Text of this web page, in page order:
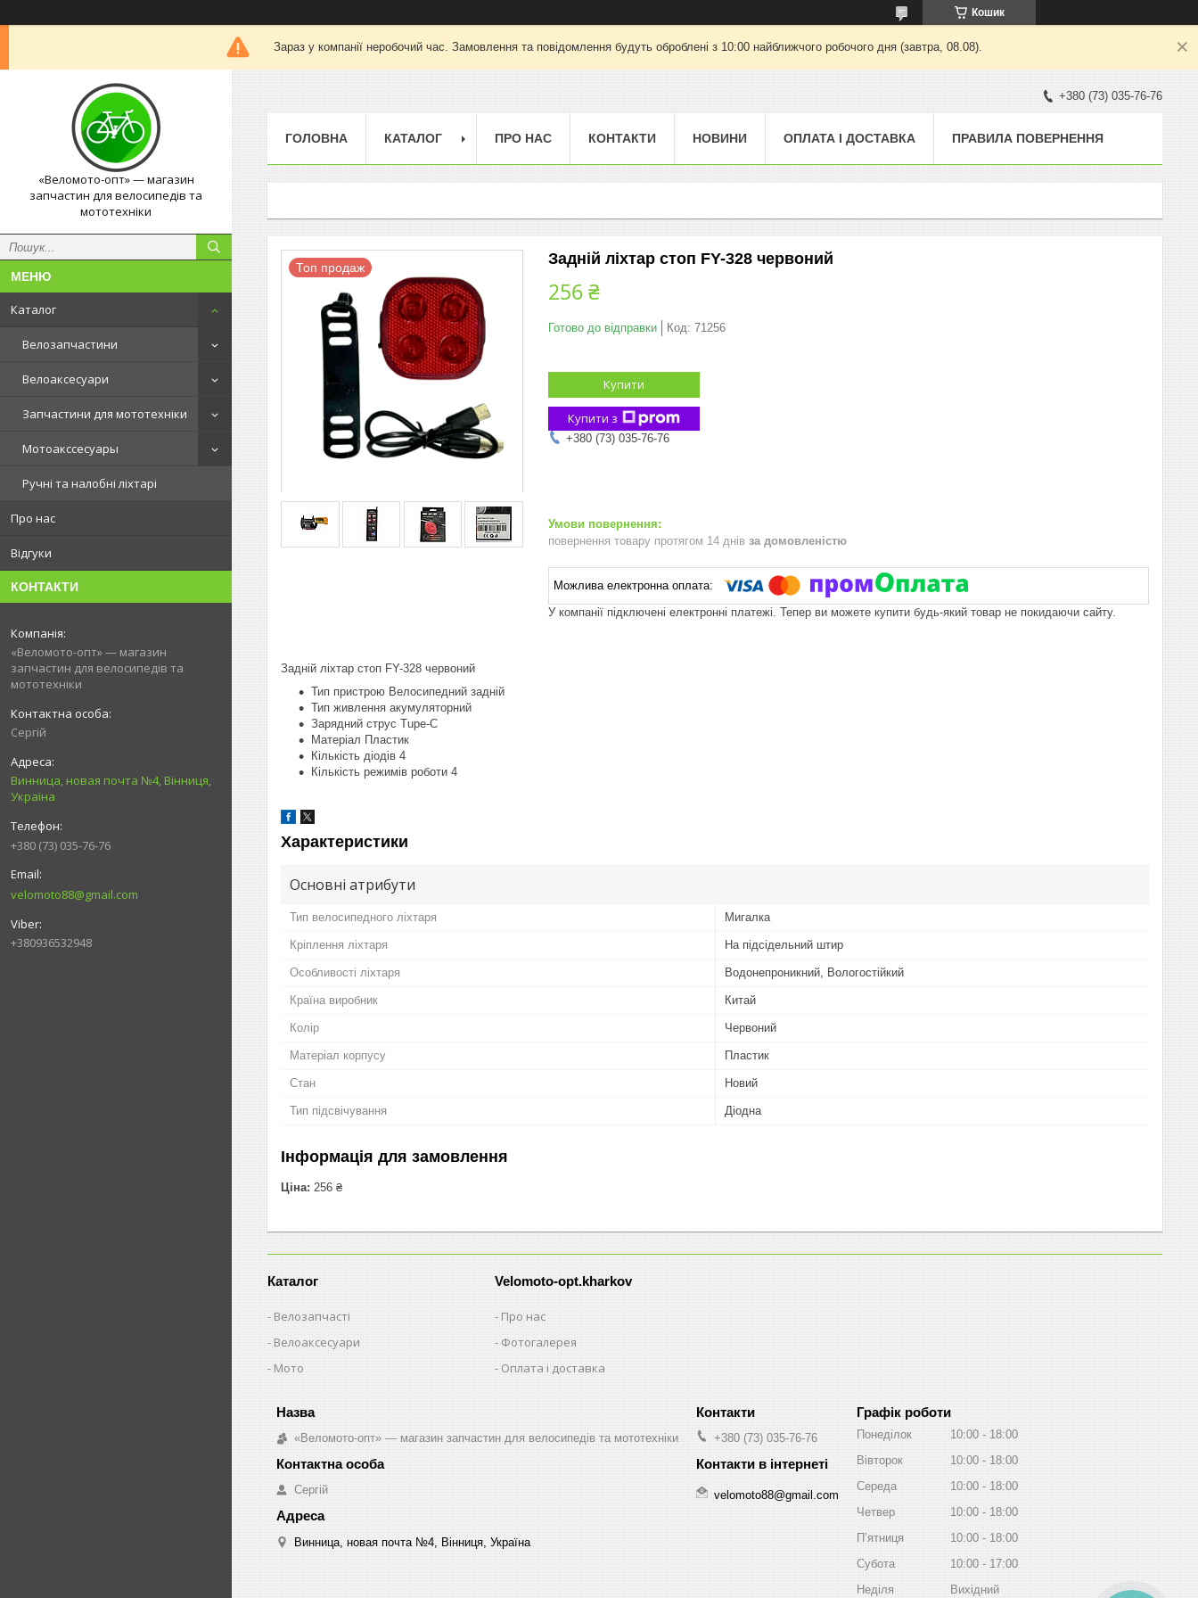
Кошик
Зараз у компанії неробочий час. Замовлення та повідомлення будуть оброблені з 10:00 найближчого робочого дня (завтра, 08.08).
«Веломото-опт» — магазин
запчастин для велосипедів та
мототехніки
Каталог
Велозапчастини
Велоаксесуари
Запчастини для мототехніки
Мотоакссесуары
Ручні та налобні ліхтарі
Про нас
Відгуки
КОНТАКТИ
«Веломото-опт» — магазин
запчастин для велосипедів та
мототехніки
Сергій
Винница, новая почта №4, Вінниця,
Україна
+380 (73) 035-76-76
velomoto88@gmail.com
+380936532948
+380 (73) 035-76-76
ГОЛОВНА КАТАЛОГ ПРО НАС КОНТАКТИ НОВИНИ ОПЛАТА І ДОСТАВКА ПРАВИЛА ПОВЕРНЕННЯ
Топ продаж Задній ліхтар стоп FY-328 червоний
256 ₴
Готово до відправки Код: 71256
Купити
Купити з
+380 (73) 035-76-76
повернення товару протягом 14 днів за домовленістю
У компанії підключені електронні платежі. Тепер ви можете купити будь-який товар не покидаючи сайту.
Задній ліхтар стоп FY-328 червоний
Тип пристрою Велосипедний задній
Тип живлення акумуляторний
Зарядний струс Tupe-C
Матеріал Пластик
Кількість діодів 4
Кількість режимів роботи 4
Характеристики
Основні атрибути
Тип велосипедного ліхтаря Мигалка
Кріплення ліхтаря На підсідельний штир
Особливості ліхтаря Водонепроникний, Вологостійкий
Країна виробник Китай
Колір Червоний
Матеріал корпусу Пластик
Стан Новий
Тип підсвічування Діодна
Інформація для замовлення
Ціна: 256 ₴
Каталог
Велозапчасті
Велоаксесуари
Мото
Velomoto-opt.kharkov
Про нас
Фотогалерея
Оплата і доставка
«Веломото-опт» — магазин запчастин для велосипедів та мототехніки
Сергій
Винница, новая почта №4, Вінниця, Україна
+380 (73) 035-76-76
velomoto88@gmail.com
Графік роботи
Понеділок 10:00
18:00
Вівторок
10:00
18:00
Середа
10:00
18:00
Четвер
10:00
18:00
Пʼятниця
10:00
18:00
Субота
10:00
17:00
Неділя
Вихідний